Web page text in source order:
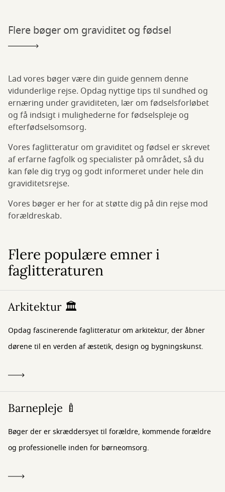
Flere bøger om graviditet og fødsel
Lad vores bøger være din guide gennem denne
vidunderlige rejse. Opdag nyttige tips til sundhed og
ernæring under graviditeten, lær om fødselsforløbet
og få indsigt i mulighederne for fødselspleje og
efterfødselsomsorg.
Vores faglitteratur om graviditet og fødsel er skrevet
af erfarne fagfolk og specialister på området, så du
kan føle dig tryg og godt informeret under hele din
graviditetsrejse.
Vores bøger er her for at støtte dig på din rejse mod
forældreskab.
Flere populære emner i
faglitteraturen
Arkitektur 🏛️
Opdag fascinerende faglitteratur om arkitektur, der åbner
dørene til en verden af æstetik, design og bygningskunst.
Barnepleje 🍼
Bøger der er skræddersyet til forældre, kommende forældre
og professionelle inden for børneomsorg.